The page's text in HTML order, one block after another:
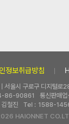
정보취급방침
| 서울시 구로구 디지털
86-90861
통신판매
김철진 Tel : 1588-
HAIONNET